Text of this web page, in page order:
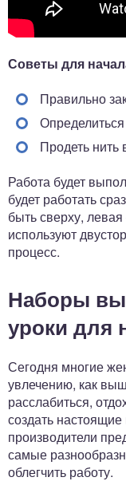
Советы для
Правильно
Продеть нить
Работа будет
будет работать
быть сверху,
используют
процесс.
Наборы
уроки для
Сегодня многие
увлечению, как
расслабиться,
создать
производители
самые
облегчить работу.